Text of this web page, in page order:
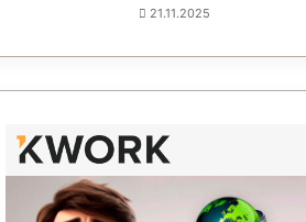
21.11.2025